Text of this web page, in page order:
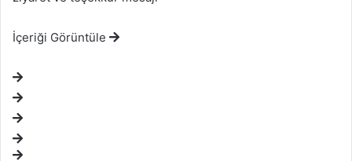
İçeriği Görüntüle